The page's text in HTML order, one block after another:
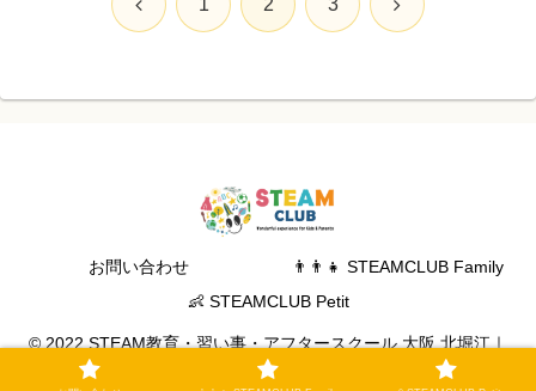
1 2 3
お問い合わせ
👨‍👨‍👧 STEAMCLUB Family
👶 STEAMCLUB Petit
© 2022 STEAM教育・習い事・アフタースクール 大阪 北堀江｜
STEAM CLUB.